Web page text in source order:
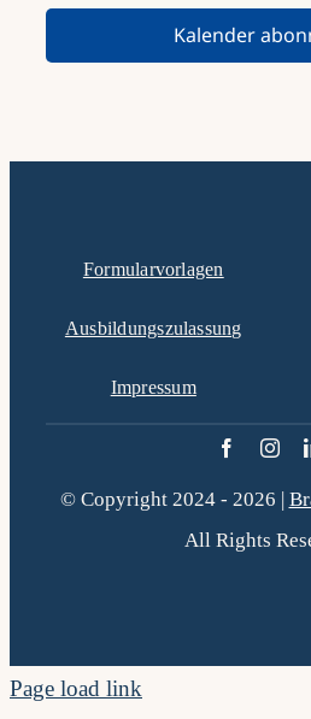
Kalender
Formularvorlagen
Ausbildungszulassung
Impressum
© Copyright 2024 - 2026 |
All Rights
Page load link